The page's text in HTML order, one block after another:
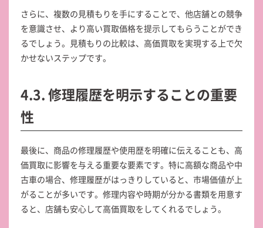
さらに、複数の見積もりを手にすることで、他店舗との競争
を意識させ、より高い買取価格を提示してもらうことができ
るでしょう。見積もりの比較は、高価買取を実現する上で欠
かせないステップです。
4.3. 修理履歴を明示することの重要
性
最後に、商品の修理履歴や使用歴を明確に伝えることも、高
価買取に影響を与える重要な要素です。特に高額な商品や中
古車の場合、修理履歴がはっきりしていると、市場価値が上
がることが多いです。修理内容や時期が分かる書類を用意す
ると、店舗も安心して高価買取をしてくれるでしょう。